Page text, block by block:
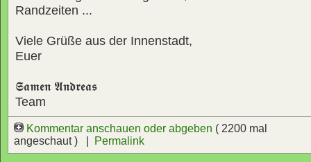
Randzeiten ...
Viele Grüße aus der Innenstadt,
Euer
𝕾𝖆𝖒𝖊𝖓 𝕬𝖓𝖉𝖗𝖊𝖆𝖘
Team
Kommentar anschauen oder abgeben ( 2200 mal
angeschaut ) |
Permalink